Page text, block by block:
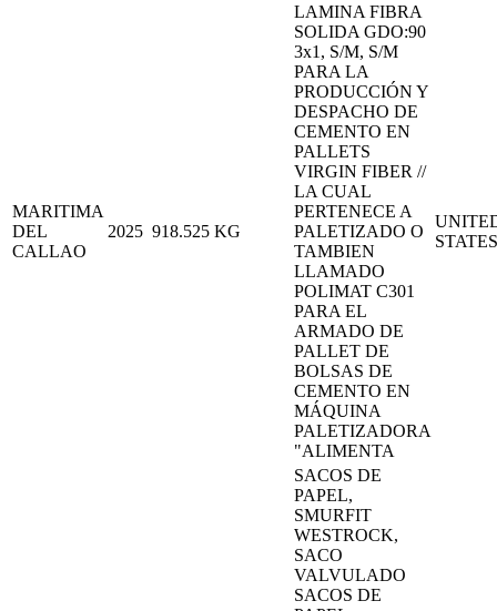
MARITIMA
DEL
CALLAO
2025 918.525 KG
LAMINA FIBRA
SOLIDA GDO:90
3x1, S/M, S/M
PARA LA
PRODUCCIÓN Y
DESPACHO DE
CEMENTO EN
PALLETS
VIRGIN FIBER //
LA CUAL
PERTENECE A
PALETIZADO O
TAMBIEN
LLAMADO
POLIMAT C301
PARA EL
ARMADO DE
PALLET DE
BOLSAS DE
CEMENTO EN
MÁQUINA
PALETIZADORA
"ALIMENTA
STATES
SACOS DE
PAPEL,
SMURFIT
WESTROCK,
SACO
VALVULADO
SACOS DE